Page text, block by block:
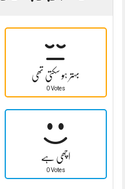
بہتر ہو سکتی تھی
0 Votes
اچھی ہے
0 Votes